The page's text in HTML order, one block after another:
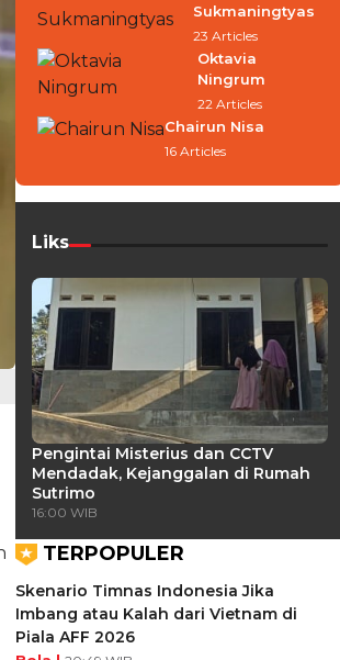
Sukmaningtyas
23 Articles
Oktavia
Ningrum
22 Articles
Chairun Nisa
16 Articles
Liks
Pengintai Misterius dan CCTV
Mendadak, Kejanggalan di Rumah
Sutrimo
16:00 WIB
TERPOPULER
Skenario Timnas Indonesia Jika
Imbang atau Kalah dari Vietnam di
Piala AFF 2026